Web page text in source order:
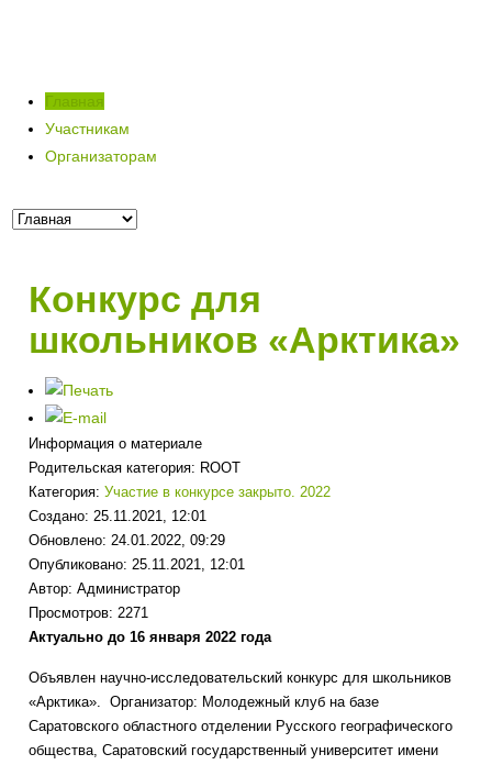
Главная
Участникам
Организаторам
Конкурс для
школьников «Арктика»
Информация о материале
Родительская категория: ROOT
Категория:Участие в конкурсе закрыто. 2022
Создано: 25.11.2021, 12:01
Обновлено: 24.01.2022, 09:29
Опубликовано: 25.11.2021, 12:01
Автор:Администратор
Просмотров: 2271
Актуально до 16 января 2022 года
Объявлен научно-исследовательский конкурс для школьников
«Арктика». Организатор: Молодежный клуб на базе
Саратовского областного отделении Русского географического
общества, Саратовский государственный университет имени